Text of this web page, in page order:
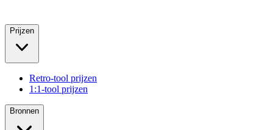
Prijzen
Retro-tool prijzen
1:1-tool prijzen
Bronnen